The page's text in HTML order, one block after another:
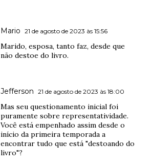
Mario 21 de agosto de 2023 às 15:56
Marido, esposa, tanto faz, desde que
não destoe do livro.
Jefferson 21 de agosto de 2023 às 18:00
Mas seu questionamento inicial foi
puramente sobre representatividade.
Você está empenhado assim desde o
início da primeira temporada a
encontrar tudo que está "destoando do
livro"?